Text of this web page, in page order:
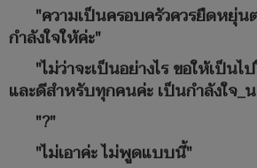
"ความเป็นครอบครัวควรยืดหยุ่น
กำลังใจให้ค่ะ"
"ไม่ว่าจะเป็นอย่างไร ขอให้เป็น
และดีสำหรับทุกคนค่ะ เป็นกำลังใจ_
"?"
"ไม่เอาค่ะ ไม่พูดแบบนี้"